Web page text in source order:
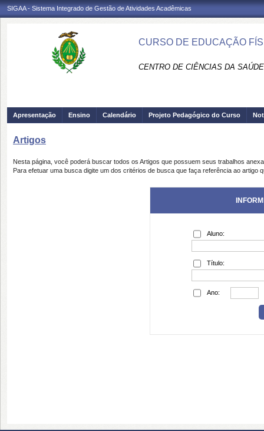
SIGAA - Sistema Integrado de Gestão de Atividades Acadêmicas
CURSO DE EDUCAÇÃO
CENTRO DE CIÊNCIAS DA
Apresentação Ensino Calendário Projeto Pedagógico do Curso
Artigos
Nesta página, você poderá buscar todos os Artigos que possuem seus trabalhos
Para efetuar uma busca digite um dos critérios de busca que faça referência ao artigo
Aluno:
Título:
Ano: